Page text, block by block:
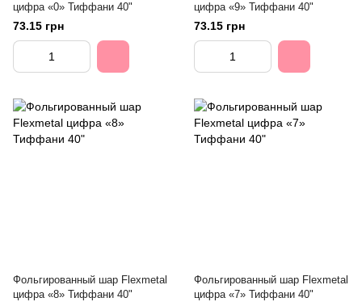
цифра «0» Тиффани 40"
73.15 грн
цифра «9» Тиффани 40"
73.15 грн
Фольгированный шар Flexmetal
цифра «8» Тиффани 40"
Фольгированный шар Flexmetal
цифра «7» Тиффани 40"